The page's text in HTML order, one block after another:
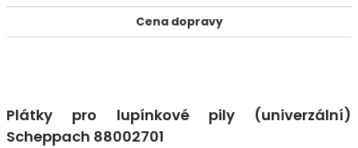
Cena dopravy
Plátky pro lupínkové pily (univerzální)
Scheppach 88002701